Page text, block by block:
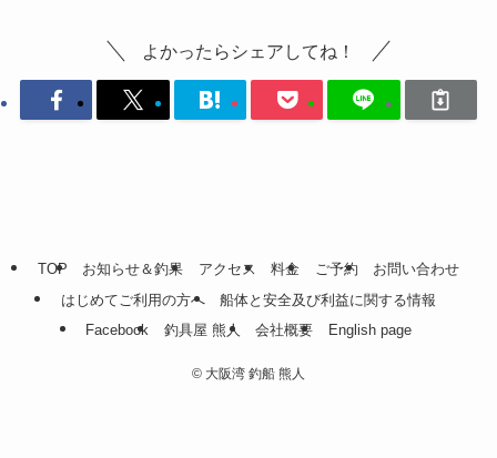
よかったらシェアしてね！
TOP お知らせ＆釣果 アクセス 料金 ご予約
お問い合わせ
はじめてご利用の方へ
船体と安全及び利益に関する情報
Facebook
釣具屋 熊人 会社概要 English page
© 大阪湾 釣船 熊人